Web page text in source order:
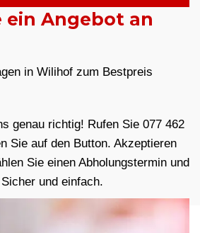
ein Angebot an
in Wilihof zum Bestpreis
genau richtig! Rufen Sie 077 462
Sie auf den Button. Akzeptieren
Sie einen Abholungstermin und
und einfach.